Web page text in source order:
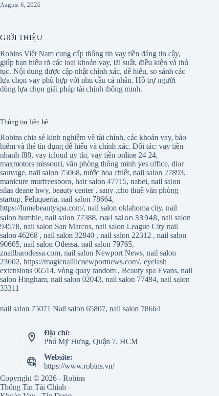
August 6, 2026
GIỚI THIỆU
Robins Việt Nam cung cấp thông tin vay tiền đáng tin cậy,
giúp bạn hiểu rõ các loại khoản vay, lãi suất, điều kiện và thủ
tục. Nội dung được cập nhật chính xác, dễ hiểu, so sánh các
lựa chọn vay phù hợp với nhu cầu cá nhân. Hỗ trợ người
dùng lựa chọn giải pháp tài chính thông minh.
Thông tin liên hệ
Robins chia sẻ kinh nghiệm về tài chính, các khoản vay, bảo
hiểm và thẻ tín dụng dễ hiểu và chính xác. Đối tác: vay tiền
nhanh f88, vay icloud uy tín, vay tiền online 24 24,
maxmotors missouri, văn phòng thông minh yes office, dior
sauvage, nail salon 75068, nước hoa chiết, nail salon 27893,
manicure murfreesboro, hair salon 47715, nabei, nail salon
silas deane hwy, beauty center, sany ,cho thuê văn phòng
startup, Peluquería, nail salon 78664,
https://lumebeautyspa.com/, nail salon oklahoma city, nail
salon humble, nail salon 77388, nail salon 33948,nail salon
94578, nail salon San Marcos, nail salon League City nail
salon 46268 , nail salon 32940 , nail salon 22312 , nail salon
90605, nail salon Odessa, nail salon 79765,
znailbarodessa.com, nail salon Newport News, nail salon
23602, https://magicnailllcnewportnews.com/, eyelash
extensions 06514, vòng quay random , Beauty spa Evans, nail
salon Hingham, nail salon 02043, nail salon 77494, nail salon
33311
nail salon 75071 Nail salon 65807, nail salon 78664
Địa chỉ:
Phú Mỹ Hưng, Quận 7, HCM
Website:
https://www.robins.vn/
Copyright © 2026 - Robins
Thông Tin Tài Chính -